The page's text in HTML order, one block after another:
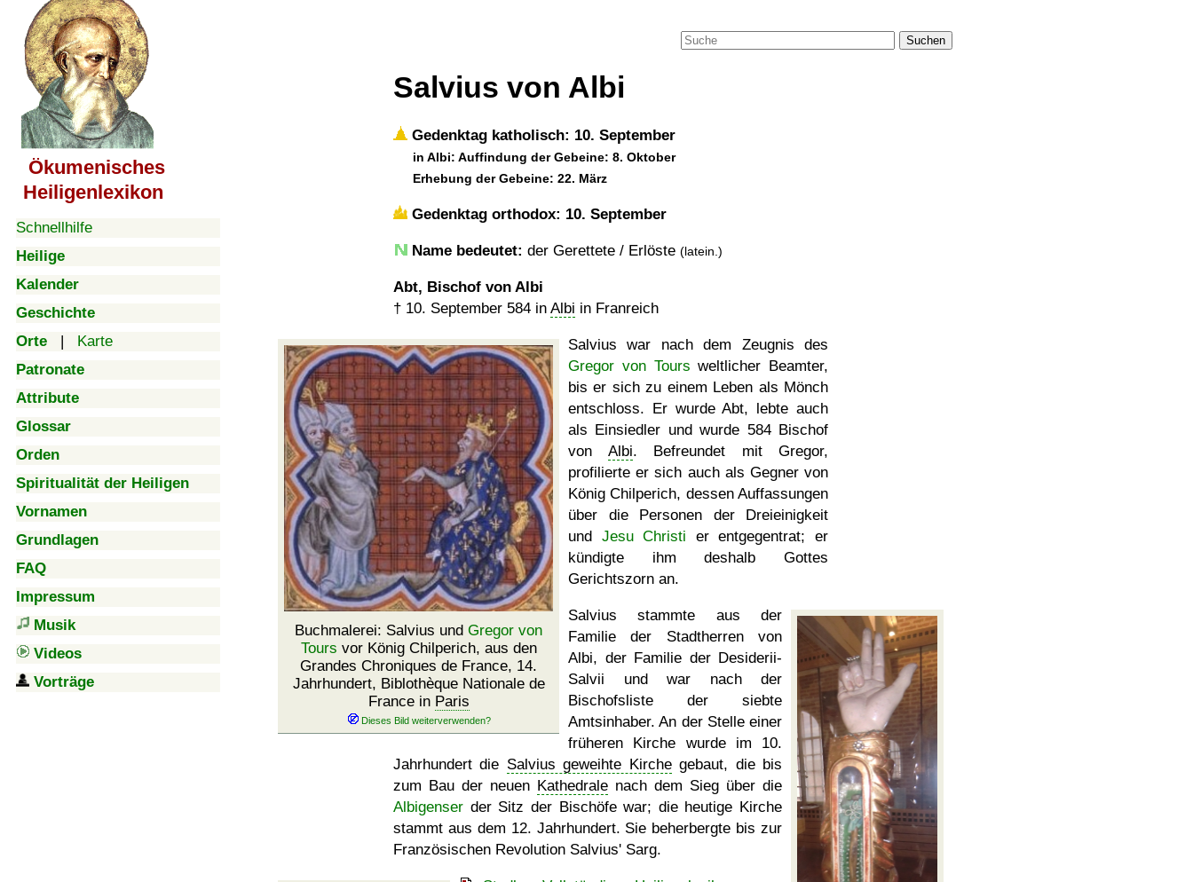
Ökumenisches
Heiligenlexikon
Schnellhilfe
Heilige
Kalender
Geschichte
Orte | Karte
Patronate
Attribute
Glossar
Orden
Spiritualität der Heiligen
Vornamen
Grundlagen
FAQ
Impressum
Musik
Videos
Vorträge
Suchen
Salvius von Albi
Gedenktag katholisch: 10. September
in Albi: Auffindung der Gebeine: 8. Oktober
Erhebung der Gebeine: 22. März
Gedenktag orthodox: 10. September
Name bedeutet: der Gerettete / Erlöste (latein.)
Abt, Bischof von Albi
† 10. September 584 in Albi in Franreich
Buchmalerei: Salvius und Gregor von
Tours vor König Chilperich, aus den
Grandes Chroniques de France, 14.
Jahrhundert, Biblothèque Nationale de
France in Paris
Salvius war nach dem Zeugnis des
Gregor von Tours weltlicher Beamter,
bis er sich zu einem Leben als Mönch
entschloss. Er wurde Abt, lebte auch
als Einsiedler und wurde 584 Bischof
von Albi. Befreundet mit Gregor,
profilierte er sich auch als Gegner von
König Chilperich, dessen Auffassungen
über die Personen der Dreieinigkeit
und Jesu Christi er entgegentrat; er
kündigte ihm deshalb Gottes
Gerichtszorn an.
Salvius stammte aus der
Familie der Stadtherren von
Albi, der Familie der Desiderii-
Salvii und war nach der
Bischofsliste der siebte
Amtsinhaber. An der Stelle einer
früheren Kirche wurde im 10.
Jahrhundert die Salvius geweihte Kirchegebaut, die bis
zum Bau der neuen Kathedrale nach dem Sieg über die
Albigenser der Sitz der Bischöfe war; die heutige Kirche
stammt aus dem 12. Jahrhundert. Sie beherbergte bis zur
Französischen Revolution Salvius' Sarg.